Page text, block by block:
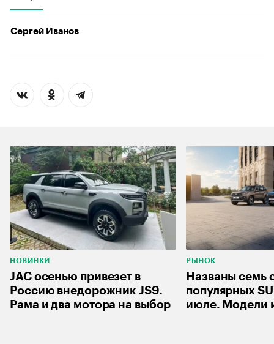
Сергей Иванов
НОВИНКИ
JAC осенью привезет в
Россию внедорожник JS9.
Рама и два мотора на выбор
РЫНОК
Названы семь
популярных
июле. Модели